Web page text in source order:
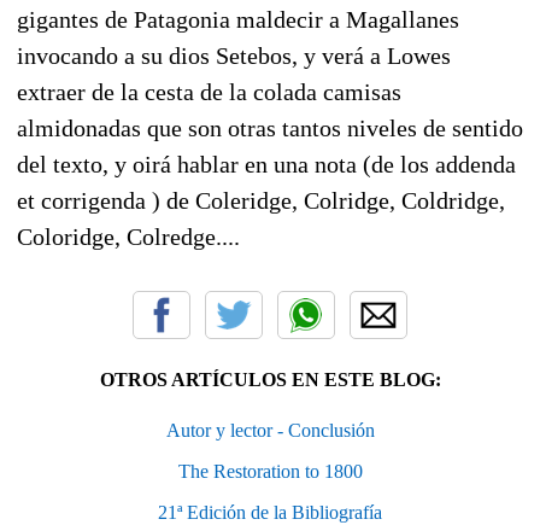
gigantes de Patagonia maldecir a Magallanes
invocando a su dios Setebos, y verá a Lowes
extraer de la cesta de la colada camisas
almidonadas que son otras tantos niveles de sentido
del texto, y oirá hablar en una nota (de los addenda
et corrigenda ) de Coleridge, Colridge, Coldridge,
Coloridge, Colredge....
OTROS ARTÍCULOS EN ESTE BLOG:
Autor y lector - Conclusión
The Restoration to 1800
21ª Edición de la Bibliografía